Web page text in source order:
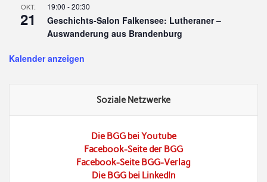
OKT.
21
19:00 -20:30
Geschichts-Salon Falkensee: Lutheraner –
Auswanderung aus Brandenburg
Kalender anzeigen
Soziale Netzwerke
Die BGG bei Youtube
Facebook-Seite der BGG
Facebook-Seite BGG-Verlag
Die BGG bei LinkedIn